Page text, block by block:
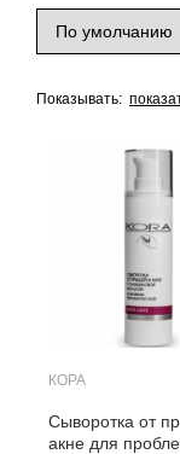
Показывать:
КОРА
Сыворотка от
акне для